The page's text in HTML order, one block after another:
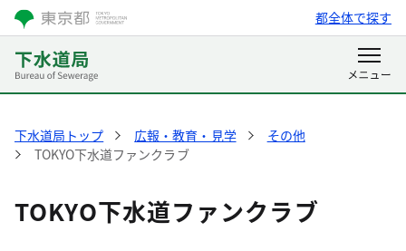
都全体で探す
下水道局トップ 広報・教育・見学
その他
TOKYO下水道ファンクラブ
TOKYO下水道ファンクラブ